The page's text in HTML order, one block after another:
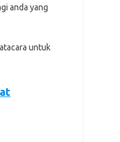
аndа уаng
untuk